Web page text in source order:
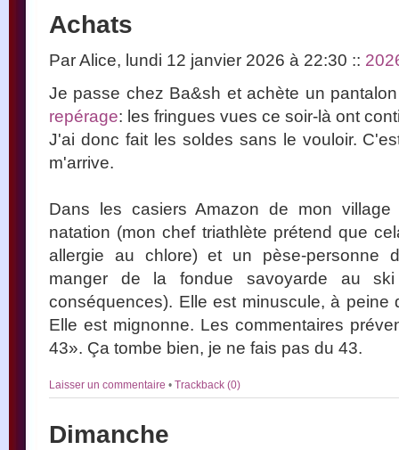
Achats
Par Alice, lundi 12 janvier 2026 à 22:30 ::
Je passe chez Ba&sh et achète un
repérage: les fringues vues ce soir-là ont
J'ai donc fait les soldes sans le vouloir.
m'arrive.
Dans les casiers Amazon de mon
natation (mon chef triathlète prétend que
allergie au chlore) et un pèse-personne
manger de la fondue savoyarde au
conséquences). Elle est minuscule, à
Elle est mignonne. Les commentaires
43». Ça tombe bien, je ne fais pas du 43.
Laisser un commentaire • Trackback (0)
Dimanche